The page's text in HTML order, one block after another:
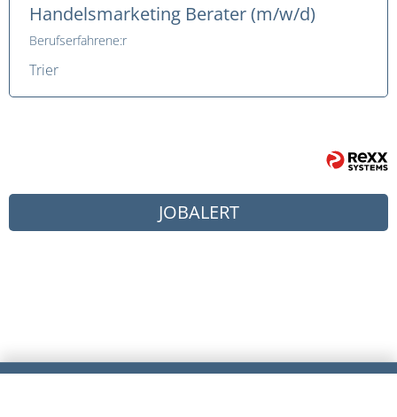
Handelsmarketing Berater (m/w/d)
Berufserfahrene:r
Trier
JOBALERT
Datenschutz Impressum